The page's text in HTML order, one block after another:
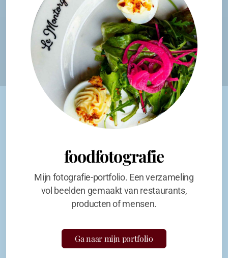
foodfotografie
Mijn fotografie-portfolio. Een verzameling
vol beelden gemaakt van restaurants,
producten of mensen.
Ga naar mijn portfolio